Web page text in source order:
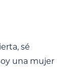
sé
una mujer